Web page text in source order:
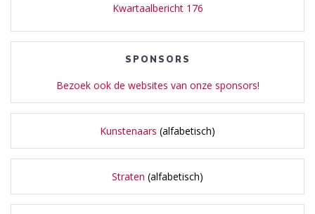
Kwartaalbericht 176
SPONSORS
Bezoek ook de websites van onze sponsors!
Kunstenaars (alfabetisch)
Straten (alfabetisch)